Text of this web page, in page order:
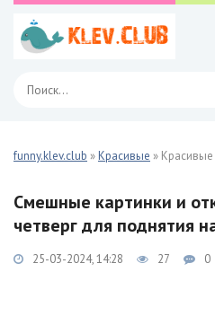
funny.klev.club »Красивые »
Смешные картинки и
четверг для поднятия
25-03-2024, 14:28 27 0